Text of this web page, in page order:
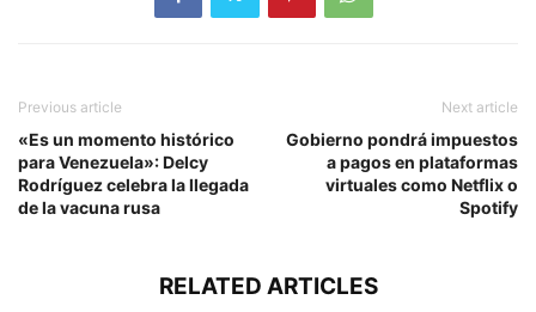
Previous article
«Es un momento histórico
para Venezuela»: Delcy
Rodríguez celebra la llegada
de la vacuna rusa
Next article
Gobierno pondrá impuestos
a pagos en plataformas
virtuales como Netflix o
Spotify
RELATED ARTICLES